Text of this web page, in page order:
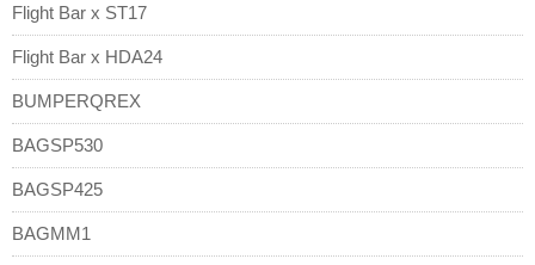
Flight Bar x ST17
Flight Bar x HDA24
BUMPERQREX
BAGSP530
BAGSP425
BAGMM1